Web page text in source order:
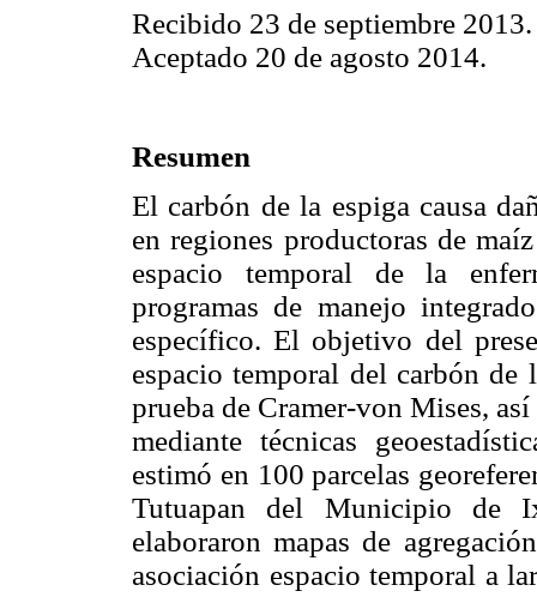
Recibido 23 de septiembre 2013.
Aceptado 20 de agosto 2014.
Resumen
El carbón de la espiga causa
en regiones productoras de
espacio temporal de la
programas de manejo
específico. El objetivo del
espacio temporal del carbón
prueba de Cramer-von Mises,
mediante técnicas
estimó en 100 parcelas
Tutuapan del Municipio de
elaboraron mapas de
asociación espacio temporal a